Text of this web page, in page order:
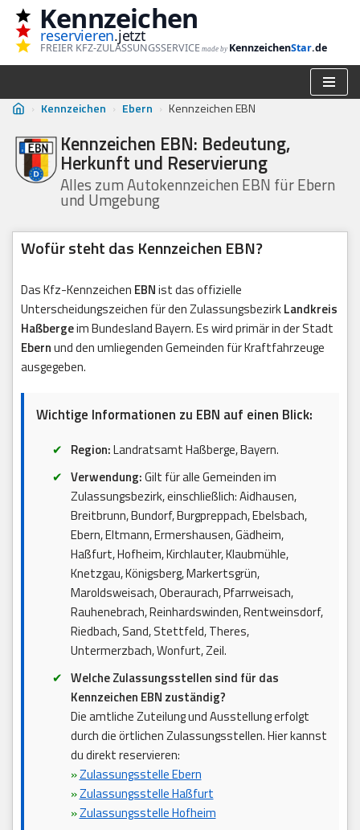
Zum
Inhalt
Kennzeichen
reservieren.jetzt
FREIER KFZ-ZULASSUNGSSERVICE made by KennzeichenStar.de
› Kennzeichen › Ebern › Kennzeichen EBN
Kennzeichen EBN: Bedeutung,
Herkunft und Reservierung
Alles zum Autokennzeichen EBN für Ebern
und Umgebung
Wofür steht das Kennzeichen EBN?
Das Kfz-Kennzeichen EBNist das offizielle
Unterscheidungszeichen für den ZulassungsbezirkLandkreis
Haßbergeim Bundesland Bayern. Es wird primär in der Stadt
Ebernund den umliegenden Gemeinden für Kraftfahrzeuge
ausgegeben.
Wichtige Informationen zu EBN auf einen Blick:
Region:Landratsamt Haßberge, Bayern.
Verwendung:Gilt für alle Gemeinden im
Zulassungsbezirk, einschließlich: Aidhausen,
Breitbrunn, Bundorf, Burgpreppach, Ebelsbach,
Ebern, Eltmann, Ermershausen, Gädheim,
Haßfurt, Hofheim, Kirchlauter, Klaubmühle,
Knetzgau, Königsberg, Markertsgrün,
Maroldsweisach, Oberaurach, Pfarrweisach,
Rauhenebrach, Reinhardswinden, Rentweinsdorf,
Riedbach, Sand, Stettfeld, Theres,
Untermerzbach, Wonfurt, Zeil.
Welche Zulassungsstellen sind für das
Kennzeichen EBN zuständig?
Die amtliche Zuteilung und Ausstellung erfolgt
durch die örtlichen Zulassungsstellen. Hier kannst
du direkt reservieren:
»Zulassungsstelle Ebern
»Zulassungsstelle Haßfurt
»Zulassungsstelle Hofheim